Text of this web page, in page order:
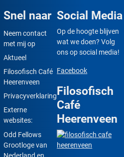
Snel naar
Neem contact
met mij op
Aktueel
Filosofisch Café
Heerenveen
Privacyverklaring
Externe
websites:
Odd Fellows
Grootloge van
Social Media
Op de hoogte blijven
wat we doen? Volg
ons op social media!
Facebook
Filosofisch
Café
Heerenveen